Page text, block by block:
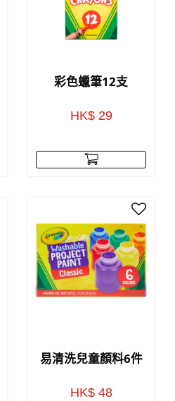
彩色蠟筆12支
HK$ 29
易清洗兒童顏料6件
HK$ 48